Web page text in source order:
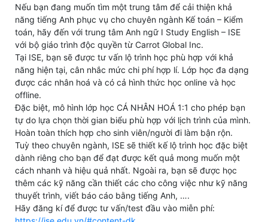
Nếu bạn đang muốn tìm một trung tâm để cải thiện khả
năng tiếng Anh phục vụ cho chuyên ngành Kế toán – Kiểm
toán, hãy đến với trung tâm Anh ngữ I Study English – ISE
với bộ giáo trình độc quyền từ Carrot Global Inc.
Tại ISE, bạn sẽ được tư vấn lộ trình học phù hợp với khả
năng hiện tại, cân nhắc mức chi phí hợp lí. Lớp học đa dạng
được các nhân hoá và có cả hình thức học online và học
offline.
Đặc biệt, mô hình lớp học CÁ NHÂN HOÁ 1:1 cho phép bạn
tự do lựa chọn thời gian biểu phù hợp với lịch trình của mình.
Hoàn toàn thích hợp cho sinh viên/người đi làm bận rộn.
Tuỳ theo chuyên ngành, ISE sẽ thiết kế lộ trình học đặc biệt
dành riêng cho bạn để đạt được kết quả mong muốn một
cách nhanh và hiệu quả nhất. Ngoài ra, bạn sẽ được học
thêm các kỹ năng cần thiết các cho công việc như kỹ năng
thuyết trình, viết báo cáo bằng tiếng Anh, ….
Hãy đăng kí để được tư vấn/test đầu vào miễn phí: